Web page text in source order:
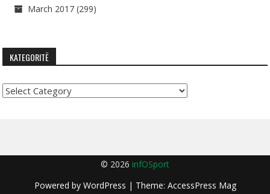
March 2017 (299)
KATEGORITË
Kategoritë
© 2026 infOSport
Powered by WordPress | Theme: AccessPress Mag